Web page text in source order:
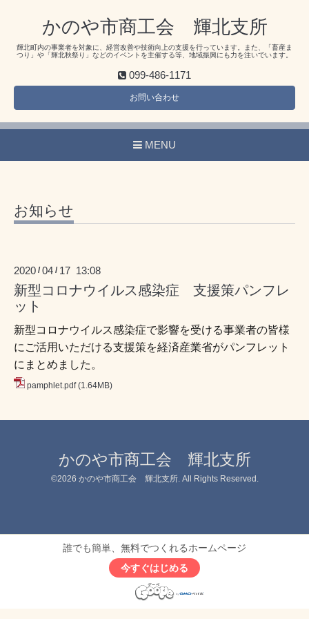
かのや市商工会 輝北支所
輝北町内の事業者を対象に、経営改善や技術向上の支援を行っています。また、「畜産ま
つり」や「輝北秋祭り」などのイベントを主催する等、地域振興にも力を注いでいます。
099-486-1171
お問い合わせ
MENU
お知らせ
2020 /04 / 17 13:08
新型コロナウイルス感染症 支援策パンフレ
ット
新型コロナウイルス感染症で影響を受ける事業者の皆様
にご活用いただける支援策を経済産業省がパンフレット
にまとめました。
pamphlet.pdf (1.64MB)
かのや市商工会 輝北支所
©2026 かのや市商工会 輝北支所. All Rights Reserved.
誰でも簡単、無料でつくれるホームページ
今すぐはじめる